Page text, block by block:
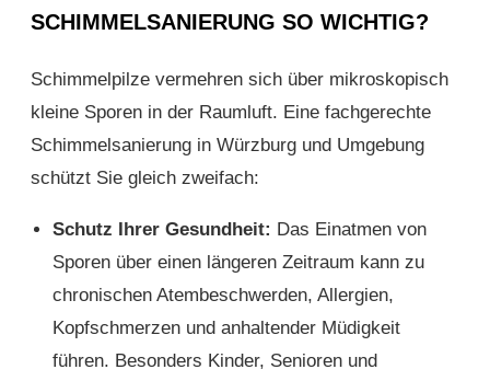
SCHIMMELSANIERUNG SO WICHTIG?
Schimmelpilze vermehren sich über mikroskopisch
kleine Sporen in der Raumluft. Eine fachgerechte
Schimmelsanierung in Würzburg und Umgebung
schützt Sie gleich zweifach:
Schutz Ihrer Gesundheit: Das Einatmen von
Sporen über einen längeren Zeitraum kann zu
chronischen Atembeschwerden, Allergien,
Kopfschmerzen und anhaltender Müdigkeit
führen. Besonders Kinder, Senioren und